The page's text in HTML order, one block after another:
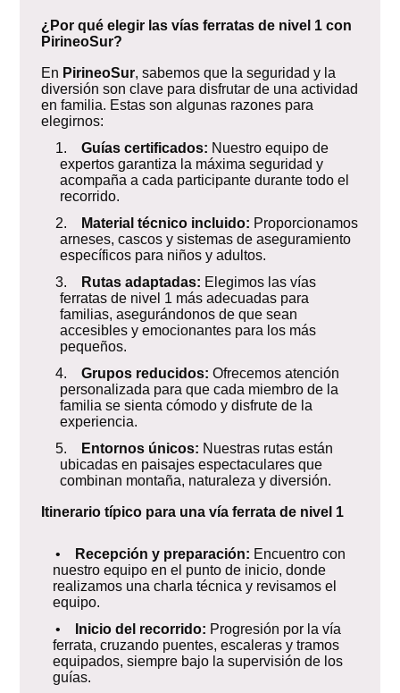
¿Por qué elegir las vías ferratas de nivel 1 con
PirineoSur?
En PirineoSur, sabemos que la seguridad y la
diversión son clave para disfrutar de una actividad
en familia. Estas son algunas razones para
elegirnos:
1. Guías certificados: Nuestro equipo de
expertos garantiza la máxima seguridad y
acompaña a cada participante durante todo el
recorrido.
2.
Material técnico incluido: Proporcionamos
arneses, cascos y sistemas de aseguramiento
específicos para niños y adultos.
3.
Rutas adaptadas: Elegimos las vías
ferratas de nivel 1 más adecuadas para
familias, asegurándonos de que sean
accesibles y emocionantes para los más
pequeños.
4. Grupos reducidos: Ofrecemos atención
personalizada para que cada miembro de la
familia se sienta cómodo y disfrute de la
experiencia.
5.
Entornos únicos: Nuestras rutas están
ubicadas en paisajes espectaculares que
combinan montaña, naturaleza y diversión.
Itinerario típico para una vía ferrata de nivel 1
• Recepción y preparación: Encuentro con
nuestro equipo en el punto de inicio, donde
realizamos una charla técnica y revisamos el
equipo.
•
Inicio del recorrido: Progresión por la vía
ferrata, cruzando puentes, escaleras y tramos
equipados, siempre bajo la supervisión de los
guías.